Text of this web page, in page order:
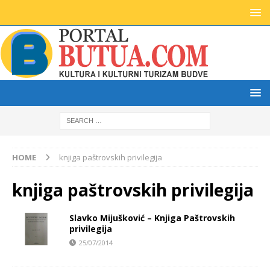
HOME knjiga paštrovskih privilegija
knjiga paštrovskih privilegija
Slavko Mijušković – Knjiga Paštrovskih
privilegija
25/07/2014